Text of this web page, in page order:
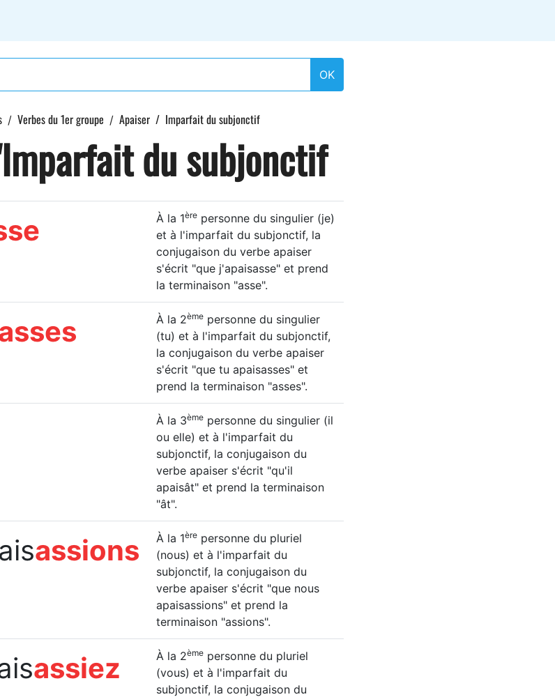
OK
Verbes du 1er groupe Apaiser Imparfait du subjonctif
du subjonctif
À la 1ère personne du singulier (je)
et à l'imparfait du subjonctif, la
conjugaison du verbe apaiser
s'écrit "que j'apaisasse" et prend
la terminaison "asse".
À la 2ème personne du singulier
(tu) et à l'imparfait du subjonctif,
la conjugaison du verbe apaiser
s'écrit "que tu apaisasses" et
prend la terminaison "asses".
À la 3ème personne du singulier (il
ou elle) et à l'imparfait du
subjonctif, la conjugaison du
verbe apaiser s'écrit "qu'il
apaisât" et prend la terminaison
"ât".
assions À la 1ère personne du pluriel
(nous) et à l'imparfait du
subjonctif, la conjugaison du
verbe apaiser s'écrit "que nous
apaisassions" et prend la
terminaison "assions".
assiez À la 2ème personne du pluriel
(vous) et à l'imparfait du
subjonctif, la conjugaison du